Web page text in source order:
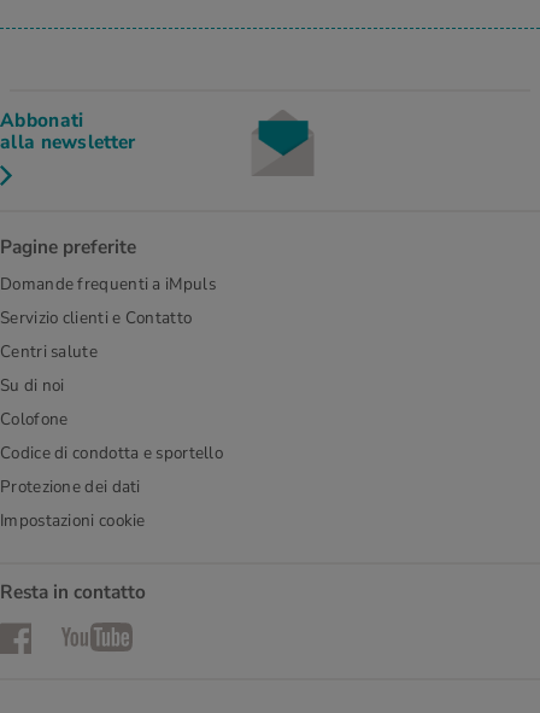
Abbonati
alla newsletter
Pagine preferite
Domande frequenti a iMpuls
Servizio clienti e Contatto
Centri salute
Su di noi
Colofone
Codice di condotta e sportello
Protezione dei dati
Impostazioni cookie
Resta in contatto
FacebookYouTube